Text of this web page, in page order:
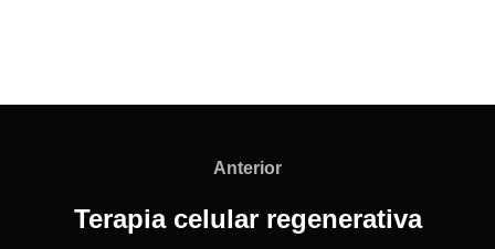
entradas
Anterior
Anterior
Terapia celular regenerativa